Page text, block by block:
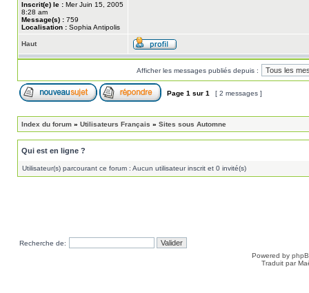
Inscrit(e) le : Mer Juin 15, 2005
8:28 am
Message(s) : 759
Localisation : Sophia Antipolis
Haut
Afficher les messages publiés depuis :
Page 1 sur 1 [ 2 messages ]
Index du forum » Utilisateurs Français » Sites sous Automne
Qui est en ligne ?
Utilisateur(s) parcourant ce forum : Aucun utilisateur inscrit et 0 invité(s)
Recherche de:
Powered by
Traduit par